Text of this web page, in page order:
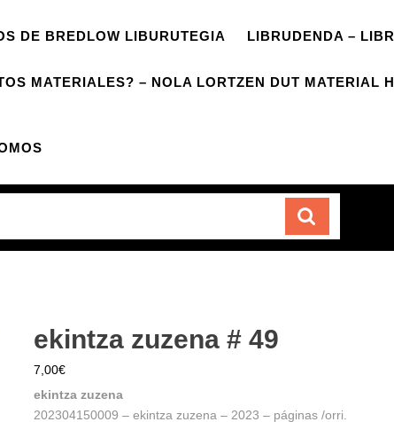
DE BREDLOW LIBURUTEGIA LIBRUDENDA –
MATERIALES? – NOLA LORTZEN DUT MATERIAL
ekintza zuzena # 49
7,00€
ekintza zuzena
202304150009 – ekintza zuzena – 2023 – páginas /orri.